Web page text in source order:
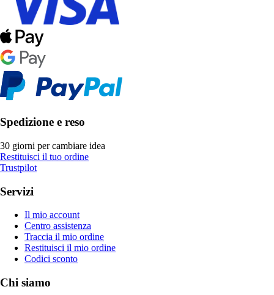
Spedizione e reso
30 giorni per cambiare idea
Restituisci il tuo ordine
Trustpilot
Servizi
Il mio account
Centro assistenza
Traccia il mio ordine
Restituisci il mio ordine
Codici sconto
Chi siamo